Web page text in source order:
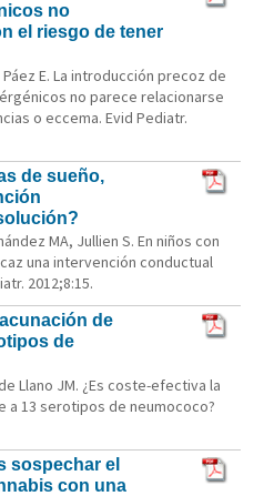
no
el riesgo de tener
E. La introducción precoz de
no parece relacionarse
o eccema. Evid Pediatr.
de sueño,
MA, Jullien S. En niños con
una intervención conductual
2012;8:15.
de
de
Llano JM. ¿Es coste-efectiva la
a 13 serotipos de neumococo?
sospechar el
con una